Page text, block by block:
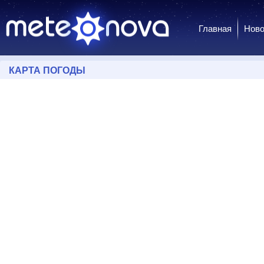
Главная
КАРТА ПОГОДЫ